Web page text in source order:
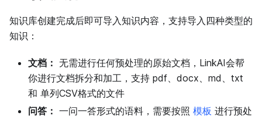
知识库创建完成后即可导入知识内容，支持导入四种类型的
知识：
文档： 无需进行任何预处理的原始文档，LinkAI会帮
你进行文档拆分和加工，支持 pdf、docx、md、txt
和 单列CSV格式的文件
问答： 一问一答形式的语料，需要按照 模板 进行预处